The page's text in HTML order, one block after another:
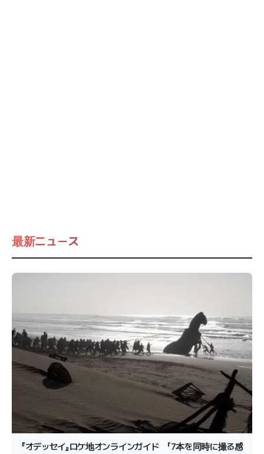
最新ニュース
『オデッセイ』ロケ地オンラインガイド 「7本を同時に撮る感